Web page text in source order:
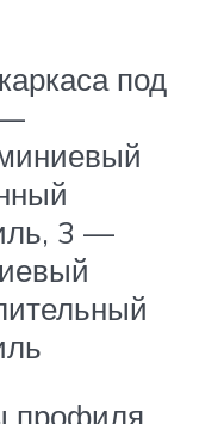
под
—
3 —
профиля